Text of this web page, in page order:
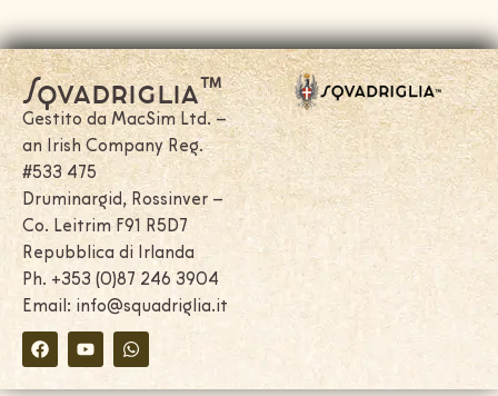
Squadriglia™
Gestito da MacSim Ltd. –
an Irish Company Reg.
#533 475
Druminargid, Rossinver –
Co. Leitrim F91 R5D7
Repubblica di Irlanda
Ph. +353 (0)87 246 3904
Email: info@squadriglia.it